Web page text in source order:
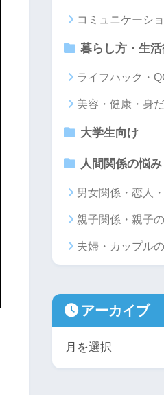
コミュニケーシ
暮らし方・生
ライフハック・
美容・健康・身
大学生向け
人間関係の悩み
男女関係・恋人
親子関係・親子
夫婦・カップル
アーカイブ